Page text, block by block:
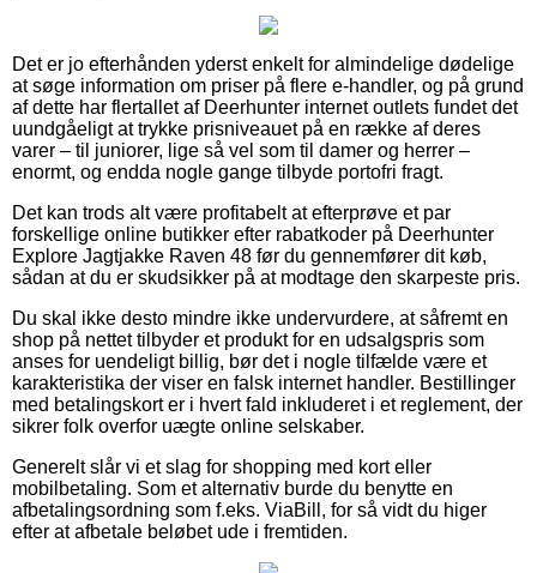
Det er jo efterhånden yderst enkelt for almindelige dødelige
at søge information om priser på flere e-handler, og på grund
af dette har flertallet af Deerhunter internet outlets fundet det
uundgåeligt at trykke prisniveauet på en række af deres
varer – til juniorer, lige så vel som til damer og herrer –
enormt, og endda nogle gange tilbyde portofri fragt.
Det kan trods alt være profitabelt at efterprøve et par
forskellige online butikker efter rabatkoder på Deerhunter
Explore Jagtjakke Raven 48 før du gennemfører dit køb,
sådan at du er skudsikker på at modtage den skarpeste pris.
Du skal ikke desto mindre ikke undervurdere, at såfremt en
shop på nettet tilbyder et produkt for en udsalgspris som
anses for uendeligt billig, bør det i nogle tilfælde være et
karakteristika der viser en falsk internet handler. Bestillinger
med betalingskort er i hvert fald inkluderet i et reglement, der
sikrer folk overfor uægte online selskaber.
Generelt slår vi et slag for shopping med kort eller
mobilbetaling. Som et alternativ burde du benytte en
afbetalingsordning som f.eks. ViaBill, for så vidt du higer
efter at afbetale beløbet ude i fremtiden.